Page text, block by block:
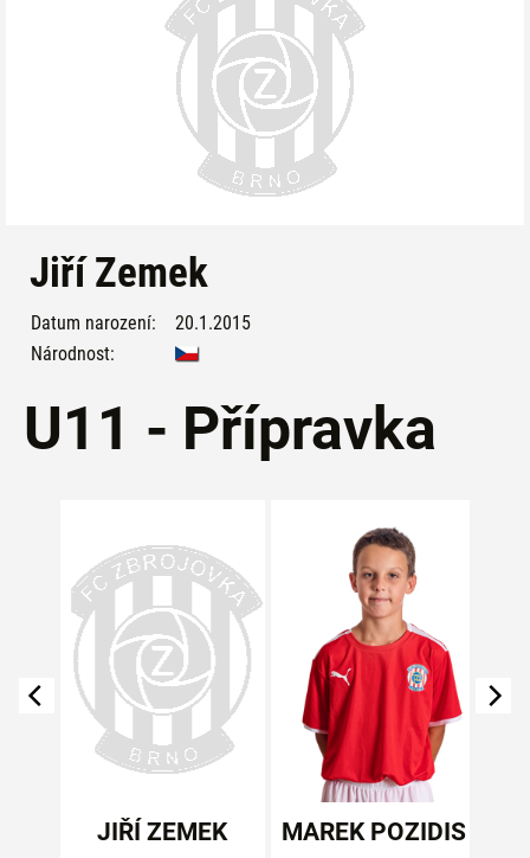
Jiří Zemek
Datum narození:
20.1.2015
Národnost:
U11 - Přípravka
JIŘÍ ZEMEK MAREK POZIDIS